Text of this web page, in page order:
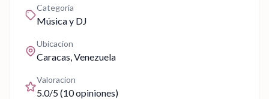
Categoria
Música y DJ
Ubicacion
Caracas, Venezuela
Valoracion
5.0/5 (10opiniones)